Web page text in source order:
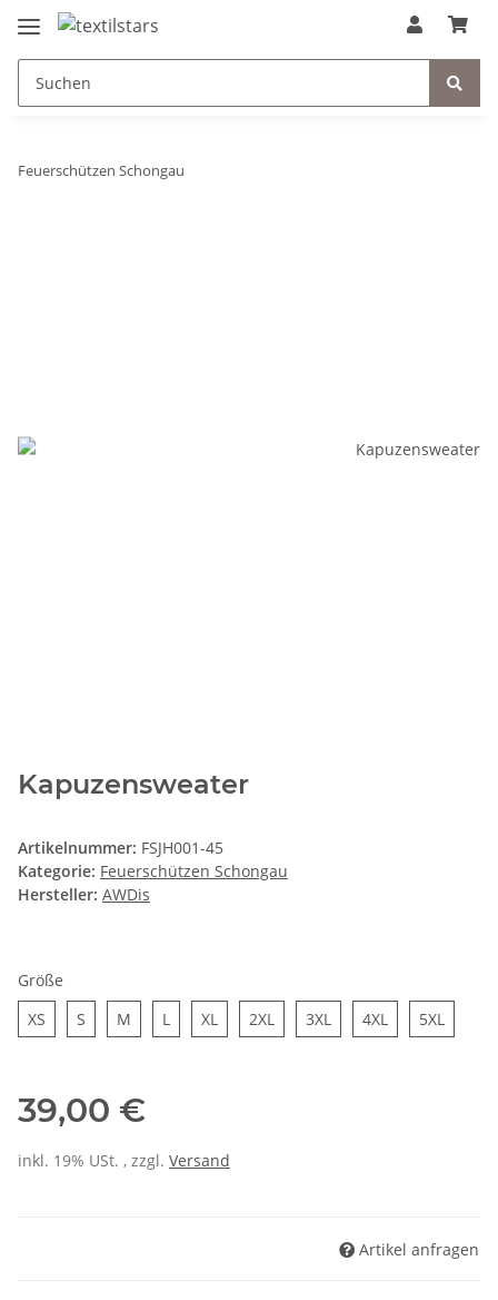
Feuerschützen Schongau
Kapuzensweater
Artikelnummer: FSJH001-45
Kategorie: Feuerschützen Schongau
Hersteller: AWDis
Größe
XS
S M L XL 2XL 3XL 4XL 5XL
39,00 €
inkl. 19% USt. , zzgl. Versand
Artikel anfragen